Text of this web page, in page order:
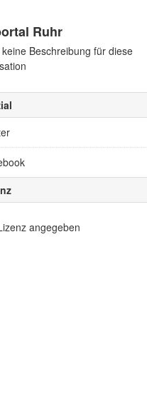
Ruhr
keine Beschreibung für diese
angegeben